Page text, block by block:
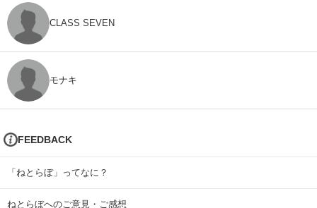
CLASS SEVEN
モナキ
FEEDBACK
「ねとらぼ」ってなに？
ねとらぼへのご意見・ご感想